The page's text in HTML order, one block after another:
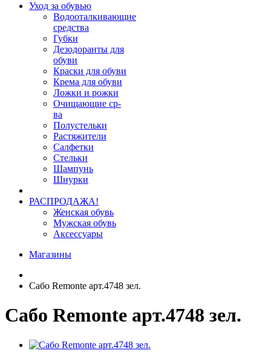
Уход за обувью
Водооталкивающие
средства
Губки
Дезодоранты для
обуви
Краски для обуви
Крема для обуви
Ложки и рожки
Очищающие ср-
ва
Полустельки
Растяжители
Салфетки
Стельки
Шампунь
Шнурки
РАСПРОДАЖА!
Женская обувь
Мужская обувь
Аксессуары
Магазины
Сабо Remonte арт.4748 зел.
Сабо Remonte арт.4748 зел.